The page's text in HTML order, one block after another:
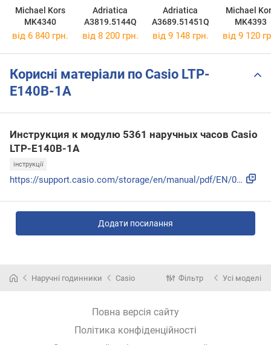
Michael Kors
MK4340
Adriatica
A3819.5144Q
Adriatica
A3689.51451Q
Michael
MK4393
від 6 840 грн. від 8 200 грн. від 9 148 грн. від 9 120
Корисні матеріали по Casio LTP-
E140B-1A
Инструкция к модулю 5361 наручных часов Casio
LTP-E140B-1A
інструкції
https://support.casio.com/storage/en/manual/pdf/EN/009/qw53...
Додати посилання
Наручні годинники Casio Фільтр Усі моделі
Повна версія сайту
Політика конфіденційності